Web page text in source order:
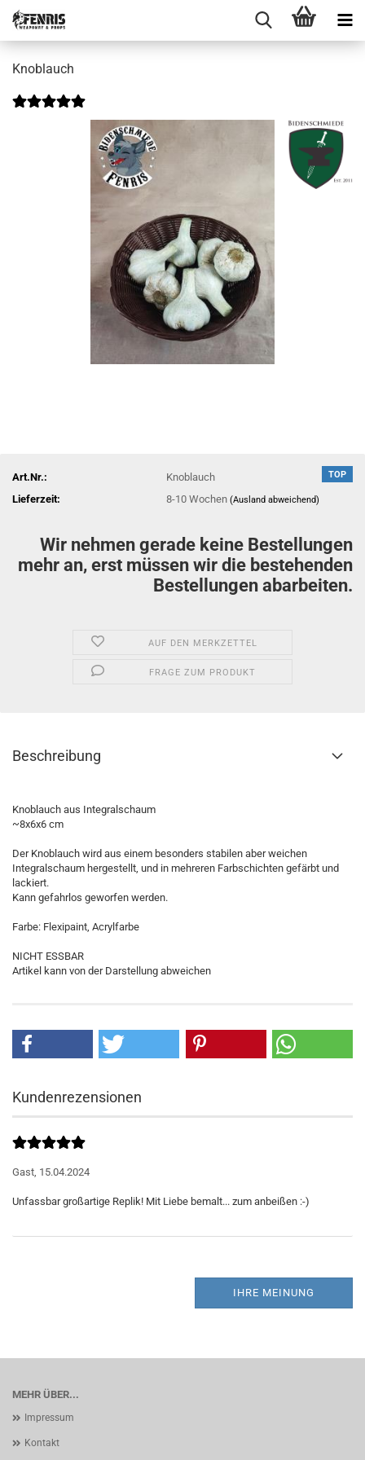
Knoblauch
TOP
Art.Nr.:
Knoblauch
Lieferzeit:
8-10 Wochen(Ausland abweichend)
Wir nehmen gerade keine Bestellungen
mehr an, erst müssen wir die bestehenden
Bestellungen abarbeiten.
AUF DEN MERKZETTEL
FRAGE ZUM PRODUKT
Beschreibung
Knoblauch aus Integralschaum
~8x6x6 cm
Der Knoblauch wird aus einem besonders stabilen aber weichen
Integralschaum hergestellt, und in mehreren Farbschichten gefärbt und
lackiert.
Kann gefahrlos geworfen werden.
Farbe: Flexipaint, Acrylfarbe
NICHT ESSBAR
Artikel kann von der Darstellung abweichen
Kundenrezensionen
Gast, 15.04.2024
IHRE MEINUNG
MEHR ÜBER...
Impressum
Kontakt